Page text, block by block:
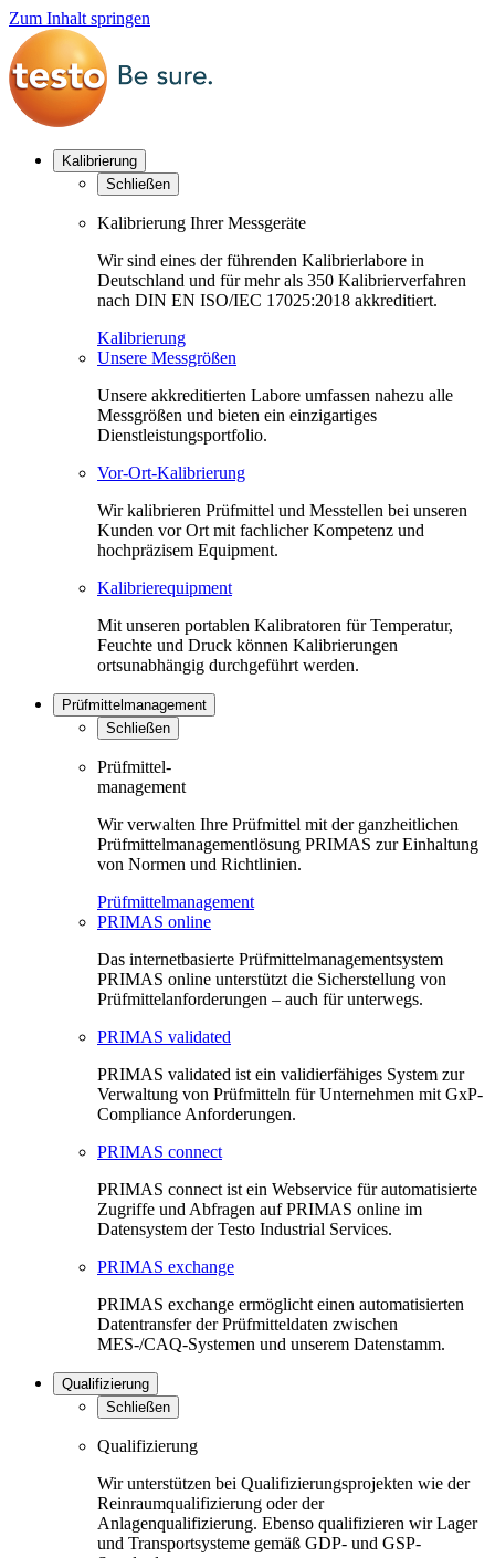
Zum Inhalt springen
Kalibrierung
Schließen
Kalibrierung Ihrer Messgeräte
Wir sind eines der führenden Kalibrierlabore in
Deutschland und für mehr als 350 Kalibrierverfahren
nach DIN EN ISO/IEC 17025:2018 akkreditiert.
Kalibrierung
Unsere Messgrößen
Unsere akkreditierten Labore umfassen nahezu alle
Messgrößen und bieten ein einzigartiges
Dienstleistungsportfolio.
Vor-Ort-Kalibrierung
Wir kalibrieren Prüfmittel und Messtellen bei unseren
Kunden vor Ort mit fachlicher Kompetenz und
hochpräzisem Equipment.
Kalibrierequipment
Mit unseren portablen Kalibratoren für Temperatur,
Feuchte und Druck können Kalibrierungen
ortsunabhängig durchgeführt werden.
Prüfmittelmanagement
Schließen
Prüfmittel-
management
Wir verwalten Ihre Prüfmittel mit der ganzheitlichen
Prüfmittelmanagementlösung PRIMAS zur Einhaltung
von Normen und Richtlinien.
Prüfmittelmanagement
PRIMAS online
Das internetbasierte Prüfmittelmanagementsystem
PRIMAS online unterstützt die Sicherstellung von
Prüfmittelanforderungen – auch für unterwegs.
PRIMAS validated
PRIMAS validated ist ein validierfähiges System zur
Verwaltung von Prüfmitteln für Unternehmen mit GxP-
Compliance Anforderungen.
PRIMAS connect
PRIMAS connect ist ein Webservice für automatisierte
Zugriffe und Abfragen auf PRIMAS online im
Datensystem der Testo Industrial Services.
PRIMAS exchange
PRIMAS exchange ermöglicht einen automatisierten
Datentransfer der Prüfmitteldaten zwischen
MES-/CAQ-Systemen und unserem Datenstamm.
Qualifizierung
Schließen
Qualifizierung
Wir unterstützen bei Qualifizierungsprojekten wie der
Reinraumqualifizierung oder der
Anlagenqualifizierung. Ebenso qualifizieren wir Lager
und Transportsysteme gemäß GDP- und GSP-